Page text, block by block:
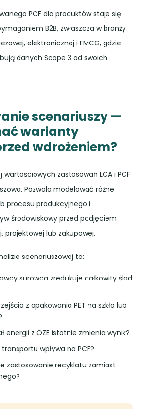
PCF dla produktów staje się
B2B, zwłaszcza w branży
elektronicznej i FMCG, gdzie
danych Scope 3 od swoich
scenariuszy —
warianty
wdrożeniem?
zastosowań LCA i PCF
Pozwala modelować różne
procesu produkcyjnego i
środowiskowy przed podjęciem
projektowej lub zakupowej.
scenariuszowej to:
surowca zredukuje całkowity ślad
z opakowania PET na szkło lub
energii z OZE istotnie zmienia wynik?
wpływa na PCF?
zastosowanie recyklatu zamiast